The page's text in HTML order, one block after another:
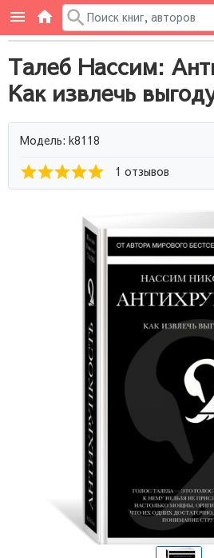
Талеб Нассим:
Как извлечь
Модель: k8118
1 отзывов